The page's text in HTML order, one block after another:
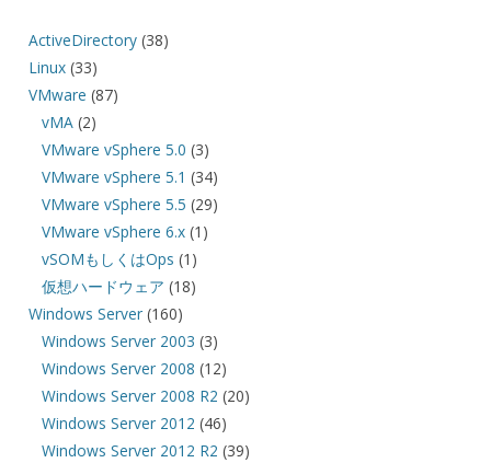
ActiveDirectory(38)
Linux(33)
VMware (87)
vMA (2)
VMware vSphere 5.0 (3)
VMware vSphere 5.1 (34)
VMware vSphere 5.5 (29)
VMware vSphere 6.x (1)
vSOMもしくはOps (1)
仮想ハードウェア (18)
Windows Server(160)
Windows Server 2003 (3)
Windows Server 2008 (12)
Windows Server 2008 R2 (20)
Windows Server 2012 (46)
Windows Server 2012 R2 (39)